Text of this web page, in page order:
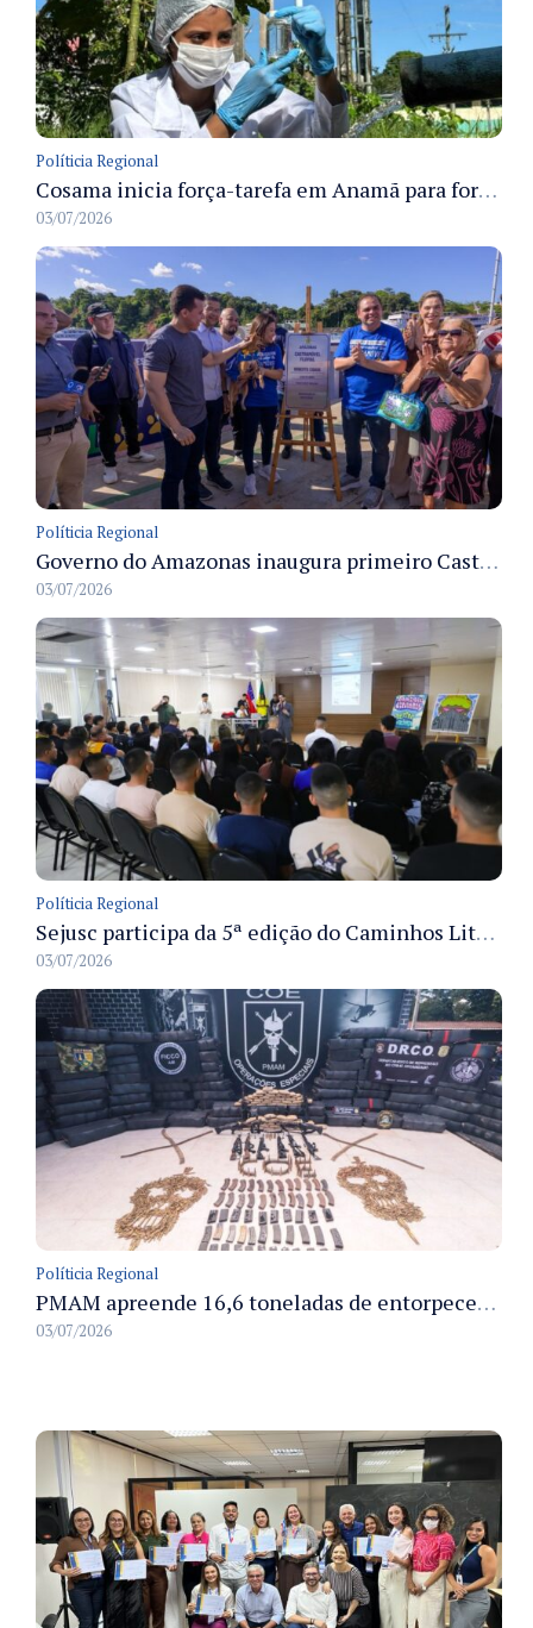
Políticia Regional
Cosama inicia força-tarefa em Anamã para fortalecer abastecimento de água e segurança hídrica da população
03/07/2026
Políticia Regional
Governo do Amazonas inaugura primeiro Castramóvel Fluvial para atendimento veterinário às comunidades ribeirinhas e castração gratuita
03/07/2026
Políticia Regional
Sejusc participa da 5ª edição do Caminhos Literários com foco na cultura hip-hop nas unidades socioeducativas
03/07/2026
Políticia Regional
PMAM apreende 16,6 toneladas de entorpecentes e registra aumento nas prisões em flagrante e nas capturas de foragidos no primeiro semestre de 2026
03/07/2026